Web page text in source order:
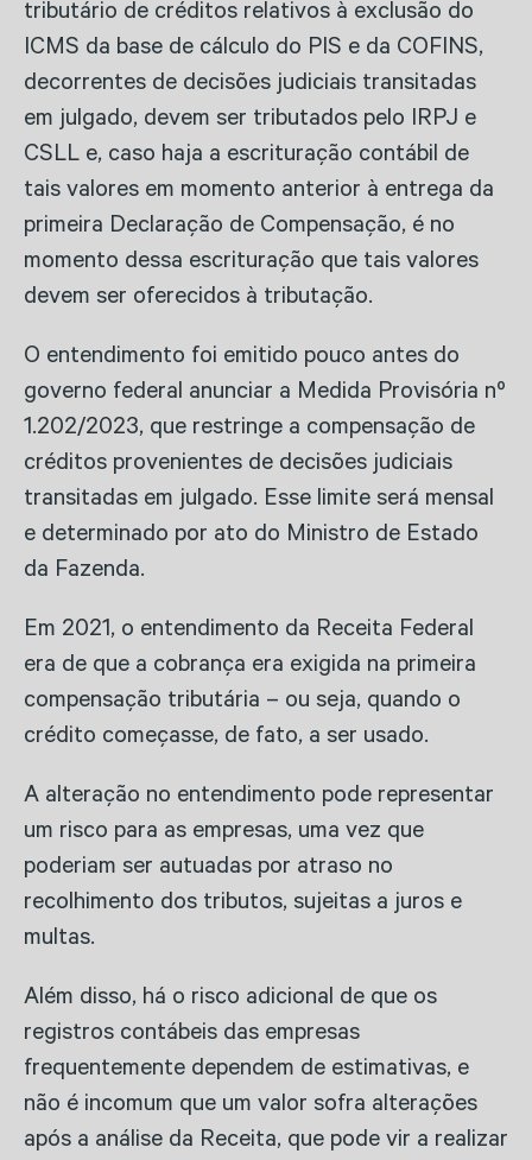
tributário de créditos relativos à exclusão do
ICMS da base de cálculo do PIS e da COFINS,
decorrentes de decisões judiciais transitadas
em julgado, devem ser tributados pelo IRPJ e
CSLL e, caso haja a escrituração contábil de
tais valores em momento anterior à entrega da
primeira Declaração de Compensação, é no
momento dessa escrituração que tais valores
devem ser oferecidos à tributação.
O entendimento foi emitido pouco antes do
governo federal anunciar a Medida Provisória nº
1.202/2023, que restringe a compensação de
créditos provenientes de decisões judiciais
transitadas em julgado. Esse limite será mensal
e determinado por ato do Ministro de Estado
da Fazenda.
Em 2021, o entendimento da Receita Federal
era de que a cobrança era exigida na primeira
compensação tributária – ou seja, quando o
crédito começasse, de fato, a ser usado.
A alteração no entendimento pode representar
um risco para as empresas, uma vez que
poderiam ser autuadas por atraso no
recolhimento dos tributos, sujeitas a juros e
multas.
Além disso, há o risco adicional de que os
registros contábeis das empresas
frequentemente dependem de estimativas, e
não é incomum que um valor sofra alterações
após a análise da Receita, que pode vir a realizar